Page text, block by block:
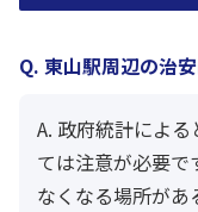
Q. 東山駅周辺の治
A. 政府統計によ
ては注意が必要で
なくなる場所が